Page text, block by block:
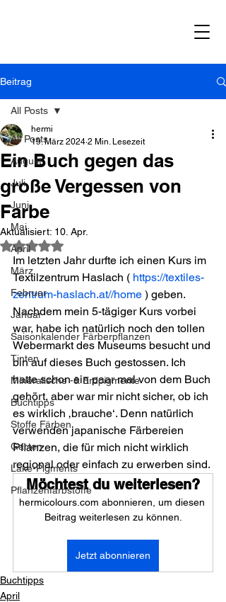
Beitrag
All Posts
August
Juli
Juni
Mai
April
März
Februar
Januar
Saisonkalender Färberpflanzen
Tinten
Mineralische -& Erdpigmente
Buchtipps
Stoffe Färben
Garten
Lake-Pigments
Pflanzenfarbstoffe
All Posts
Ein Buch gegen das
große Vergessen von
Farbe
hermi
19. März 2024 2 Min. Lesezeit
Aktualisiert: 10. Apr.
Mit NaN von 5 Sternen bewertet.
Im letzten Jahr durfte ich einen Kurs im
Textilzentrum Haslach ( https://textiles-
zentrum-haslach.at//home ) geben.
Nachdem mein 5-tägiger Kurs vorbei
war, habe ich natürlich noch den tollen
Webermarkt des Museums besucht und
bin auf dieses Buch gestossen. Ich
hatte schon ein paar mal von dem Buch
gehört, aber war mir nicht sicher, ob ich
es wirklich ‚brauche‘. Denn natürlich
verwenden japanische Färbereien
Pflanzen, die für mich nicht wirklich
regional oder einfach zu erwerben sind.
Möchtest du weiterlesen?
hermicolours.com abonnieren, um diesen
Beitrag weiterlesen zu können.
Jetzt abonnieren
Buchtipps
April